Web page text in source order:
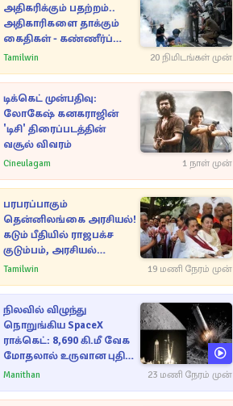
அதிகரிக்கும் பதற்றம்..
அதிகாரிகளை தாக்கும்
கைதிகள் - கண்ணீர்ப்
புகை பிரயோகம்
Tamilwin 20 நிமிடங்கள் முன்
டிக்கெட் முன்பதிவு:
லோகேஷ் கனகராஜின்
'டிசி' திரைப்படத்தின்
வசூல் விவரம்
Cineulagam 1 நாள் முன்
பரபரப்பாகும்
தென்னிலங்கை அரசியல்!
கடும் பீதியில் ராஜபக்ச
குடும்பம், அரசியல்
நட்புகள்
Tamilwin 19 மணி நேரம் முன்
நிலவில் விழுந்து
நொறுங்கிய SpaceX
ராக்கெட்: 8,690 கி.மீ வேக
மோதலால் உருவான புதிய
பள்ளம்!
Manithan 23 மணி நேரம் முன்